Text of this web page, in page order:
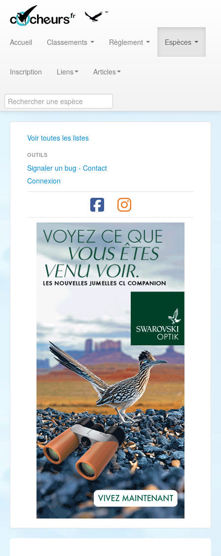
Accueil Classements Règlement Espèces
Inscription Liens Articles
Voir toutes les listes
OUTILS
Signaler un bug - Contact
Connexion